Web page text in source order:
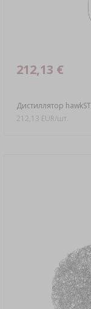
Дистиллятор
212,13 €
212,13 EUR/шт.